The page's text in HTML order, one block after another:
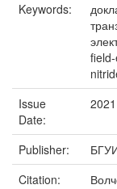
Keywords:
Issue
Date:
2021
Publisher:
Citation: